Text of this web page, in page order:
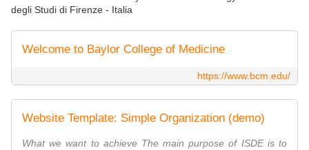
degli Studi di Firenze - Italia
Welcome to Baylor College of Medicine
https://www.bcm.edu/
Website Template: Simple Organization (demo)
What we want to achieve The main purpose of ISDE is to